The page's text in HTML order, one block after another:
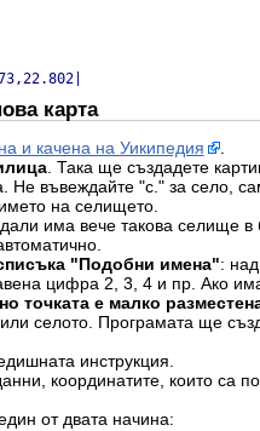
карта
и качена на Уикипедия
.
. Така ще създадете
Не въвеждайте "с." за село,
на селището.
има вече такова селище в
"Подобни имена":
цифра 2, 3, 4 и пр. Ако
точката е малко
селото. Програмата ще
инструкция.
координатите, които са
от двата начина: